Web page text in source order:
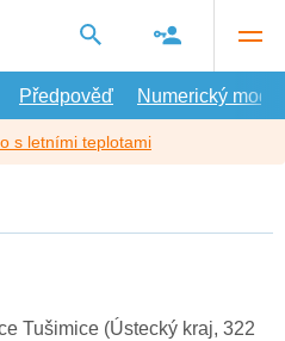
Předpověď Numerický model
s letními teplotami
Tušimice (Ústecký kraj, 322